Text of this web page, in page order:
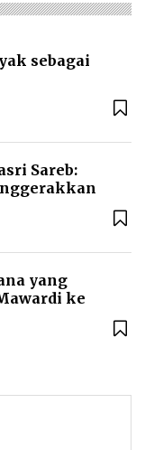
sebagai
Sareb:
yang
ke